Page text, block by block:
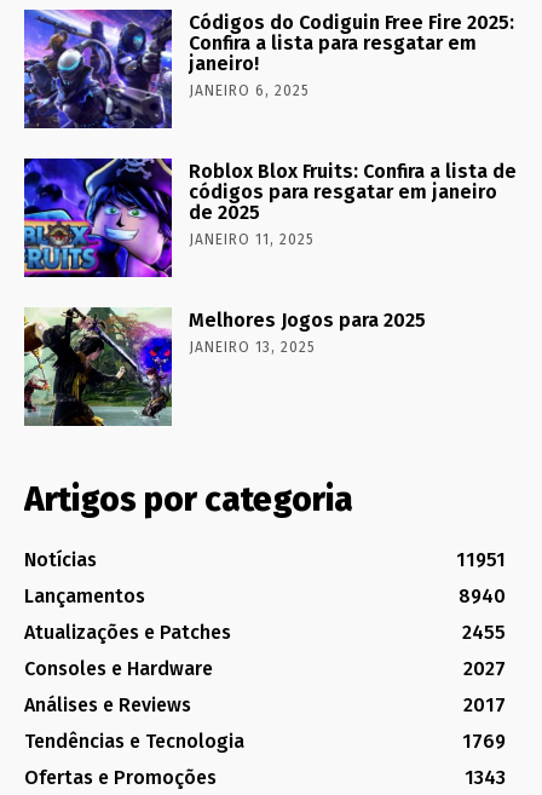
Códigos do Codiguin Free Fire 2025:
Confira a lista para resgatar em
janeiro!
JANEIRO 6, 2025
Roblox Blox Fruits: Confira a lista de
códigos para resgatar em janeiro
de 2025
JANEIRO 11, 2025
Melhores Jogos para 2025
JANEIRO 13, 2025
Artigos por categoria
Notícias
11951
Lançamentos
8940
Atualizações e Patches
2455
Consoles e Hardware
2027
Análises e Reviews
2017
Tendências e Tecnologia
1769
Ofertas e Promoções
1343